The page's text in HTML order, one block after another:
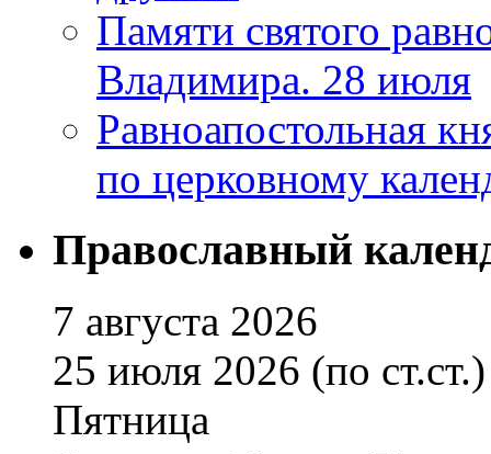
Памяти святого
Владимира. 28 июля
Равноапостольная
по церковному
Православный
7 августа 2026
25 июля 2026 (по ст.ст.)
Пятница